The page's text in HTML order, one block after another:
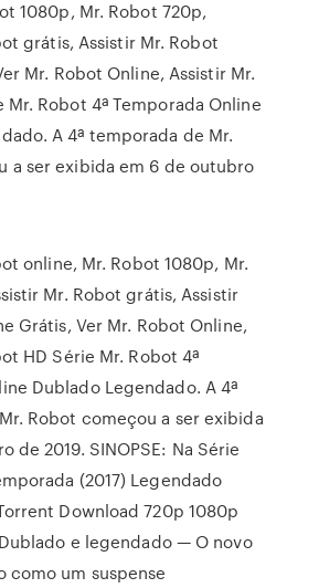
1080p, Mr. Robot 720p,
grátis, Assistir Mr. Robot
Mr. Robot Online, Assistir Mr.
Mr. Robot 4ª Temporada Online
A 4ª temporada de Mr.
a ser exibida em 6 de outubro
online, Mr. Robot 1080p, Mr.
Mr. Robot grátis, Assistir
Grátis, Ver Mr. Robot Online,
HD Série Mr. Robot 4ª
Dublado Legendado. A 4ª
Robot começou a ser exibida
de 2019. SINOPSE: Na Série
(2017) Legendado
Download 720p 1080p
e legendado — O novo
como um suspense